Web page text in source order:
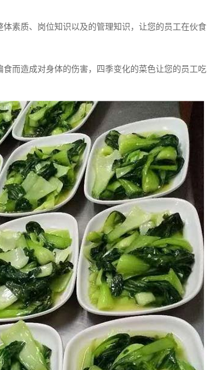
素质、岗位知识以及的管理知识，让您的员工在伙食
而造成对身体的伤害，四季变化的菜色让您的员工吃